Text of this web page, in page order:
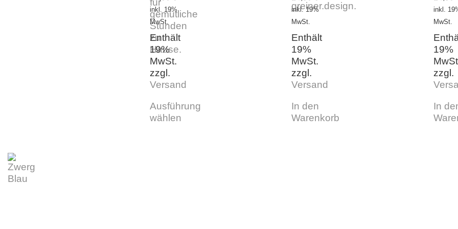
inkl. 19%
MwSt.
Enthält
19%
MwSt.
zzgl.
Versand
Ausführung
wählen
inkl. 19%
MwSt.
Enthält
19%
MwSt.
zzgl.
Versand
In den
Warenkorb
inkl.
MwSt.
19%
zzgl.
In